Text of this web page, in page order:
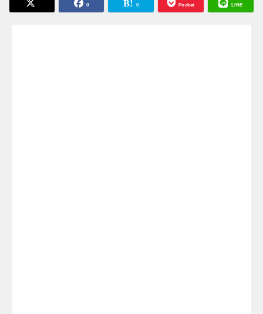
0 0 Pocket LINE